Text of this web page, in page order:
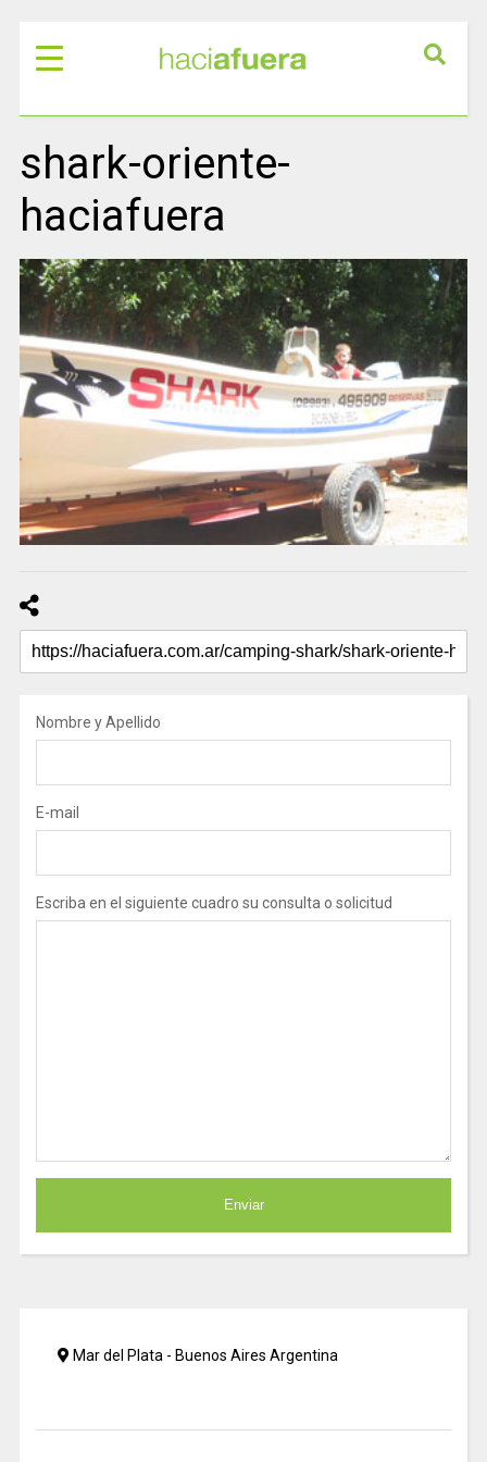
shark-oriente-
haciafuera
Nombre y Apellido
E-mail
Escriba en el siguiente cuadro su consulta o solicitud
Mar del Plata - Buenos Aires Argentina